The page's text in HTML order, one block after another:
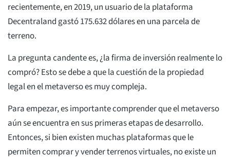
recientemente, en 2019, un usuario de la plataforma
Decentraland gastó 175.632 dólares en una parcela de
terreno.
La pregunta candente es, ¿la firma de inversión realmente lo
compró? Esto se debe a que la cuestión de la propiedad
legal en el metaverso es muy compleja.
Para empezar, es importante comprender que el metaverso
aún se encuentra en sus primeras etapas de desarrollo.
Entonces, si bien existen muchas plataformas que le
permiten comprar y vender terrenos virtuales, no existe un